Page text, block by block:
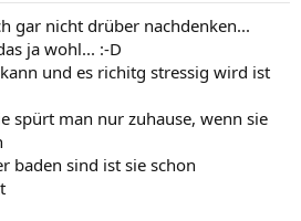
gar nicht drüber nachdenken...
ja wohl... :-D
und es richitg stressig wird ist
spürt man nur zuhause, wenn sie
baden sind ist sie schon